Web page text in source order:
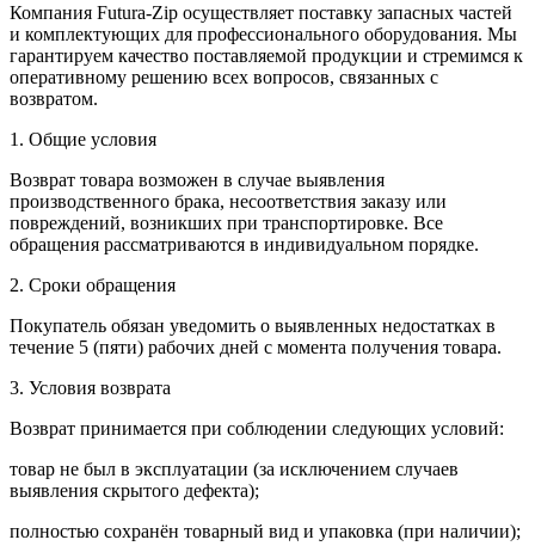
Компания Futura-Zip осуществляет поставку запасных частей
и комплектующих для профессионального оборудования. Мы
гарантируем качество поставляемой продукции и стремимся к
оперативному решению всех вопросов, связанных с
возвратом.
1. Общие условия
Возврат товара возможен в случае выявления
производственного брака, несоответствия заказу или
повреждений, возникших при транспортировке. Все
обращения рассматриваются в индивидуальном порядке.
2. Сроки обращения
Покупатель обязан уведомить о выявленных недостатках в
течение 5 (пяти) рабочих дней с момента получения товара.
3. Условия возврата
Возврат принимается при соблюдении следующих условий:
товар не был в эксплуатации (за исключением случаев
выявления скрытого дефекта);
полностью сохранён товарный вид и упаковка (при наличии);